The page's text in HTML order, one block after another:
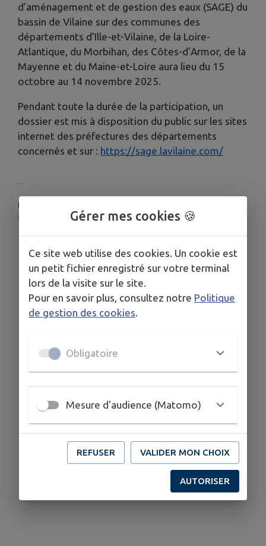
d’aménagement et de gestion des eaux (SAGE) du
bassin de Vilaine sur des communes des
départements d’Ille-et-Vilaine, de la Loire-
Atlantique, du Morbihan, des Côtes-d’Armor, de la
Mayenne et du Maine-et-Loire aura lieu du 15
octobre au 14 novembre 2025.
Pendant toute la durée de la participation, un
dossier est mis à disposition du public sur les sites
internet des préfectures des départements
concernés et sur : https://sage.lavilaine.com/
PLUS D'INFORMATIONS
https://sage.lavilaine.com/
Gérer mes cookies 🍪
Ce site web utilise des cookies. Un cookie est
un petit fichier enregistré sur votre terminal
lors de la visite sur le site.
Pour en savoir plus, consultez notre Politique
de gestion des cookies
Obligatoire
Mesure d'audience (Matomo)
REFUSER VALIDER MON CHOIX
AUTORISER